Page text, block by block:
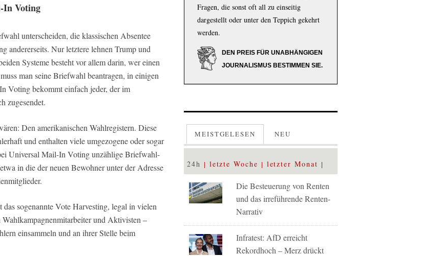
In Voting
unterscheiden, die klassischen Absentee
andererseits. Nur letztere lehnen Trump und
Systeme besteht vor allem darin, wer einen
man seine Briefwahl beantragen, in einigen
Voting bekommt einfach jeder, der im
zugesendet.
Den amerikanischen Wahlregistern. Diese
und enthalten viele umgezogene oder sogar
Universal Mail-In Voting unzählige Briefwahl-
in die der neuen Bewohner unter der Adresse
sogenannte Vote Harvesting, legal in vielen
und Aktivisten –
einsammeln und an ihrer Stelle beim
Fragen, die sonst oft all zu einseitig
dargestellt oder unter den Teppich gekehrt
werden.
DEN PREIS FÜR UNABHÄNGIGEN
JOURNALISMUS BESTIMMEN SIE.
MEISTGELESEN NEU
24h letzte Woche letzter Monat
Die Besteuerung von Renten
und das irreführende Renten-
Narrativ
Infratest: AfD erreicht
Rekordhoch – Merz drückt